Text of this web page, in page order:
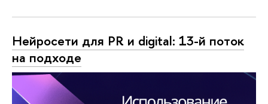
Нейросети для PR и digital: 13-й поток
на подходе